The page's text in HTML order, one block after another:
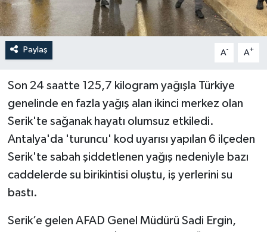
Paylaş A- A+
Son 24 saatte 125,7 kilogram yağışla Türkiye
genelinde en fazla yağış alan ikinci merkez olan
Serik'te sağanak hayatı olumsuz etkiledi.
Antalya'da 'turuncu' kod uyarısı yapılan 6 ilçeden
Serik'te sabah şiddetlenen yağış nedeniyle bazı
caddelerde su birikintisi oluştu, iş yerlerini su
bastı.
Serik’e gelen AFAD Genel Müdürü Sadi Ergin,